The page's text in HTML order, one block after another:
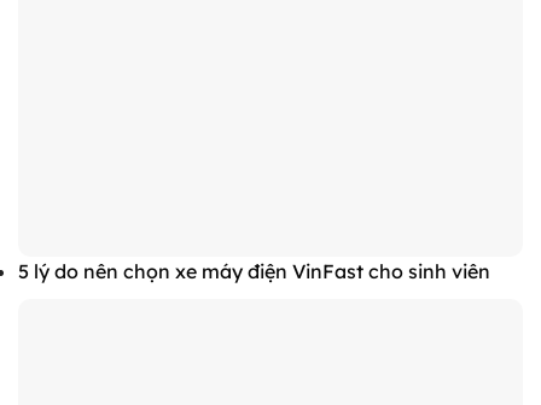
5 lý do nên chọn xe máy điện VinFast cho sinh viên